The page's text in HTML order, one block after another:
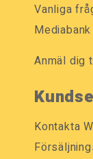
Vanliga
Mediabank
Anmäl dig
Kontakta